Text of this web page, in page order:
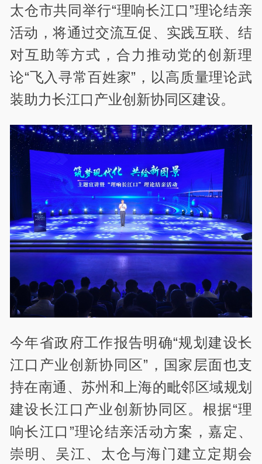
太仓市共同举行“理响长江口”理论结亲
活动，将通过交流互促、实践互联、结
对互助等方式，合力推动党的创新理
论“飞入寻常百姓家”，以高质量理论武
装助力长江口产业创新协同区建设。
今年省政府工作报告明确“规划建设长
江口产业创新协同区”，国家层面也支
持在南通、苏州和上海的毗邻区域规划
建设长江口产业创新协同区。根据“理
响长江口”理论结亲活动方案，嘉定、
崇明、吴江、太仓与海门建立定期会